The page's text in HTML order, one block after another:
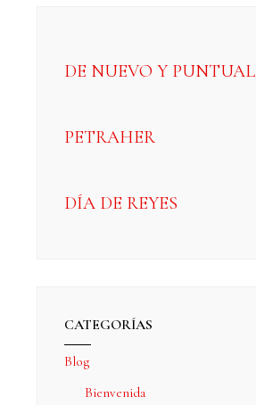
DE NUEVO Y PUNTUAL
PETRAHER
DÍA DE REYES
CATEGORÍAS
Blog
Bienvenida